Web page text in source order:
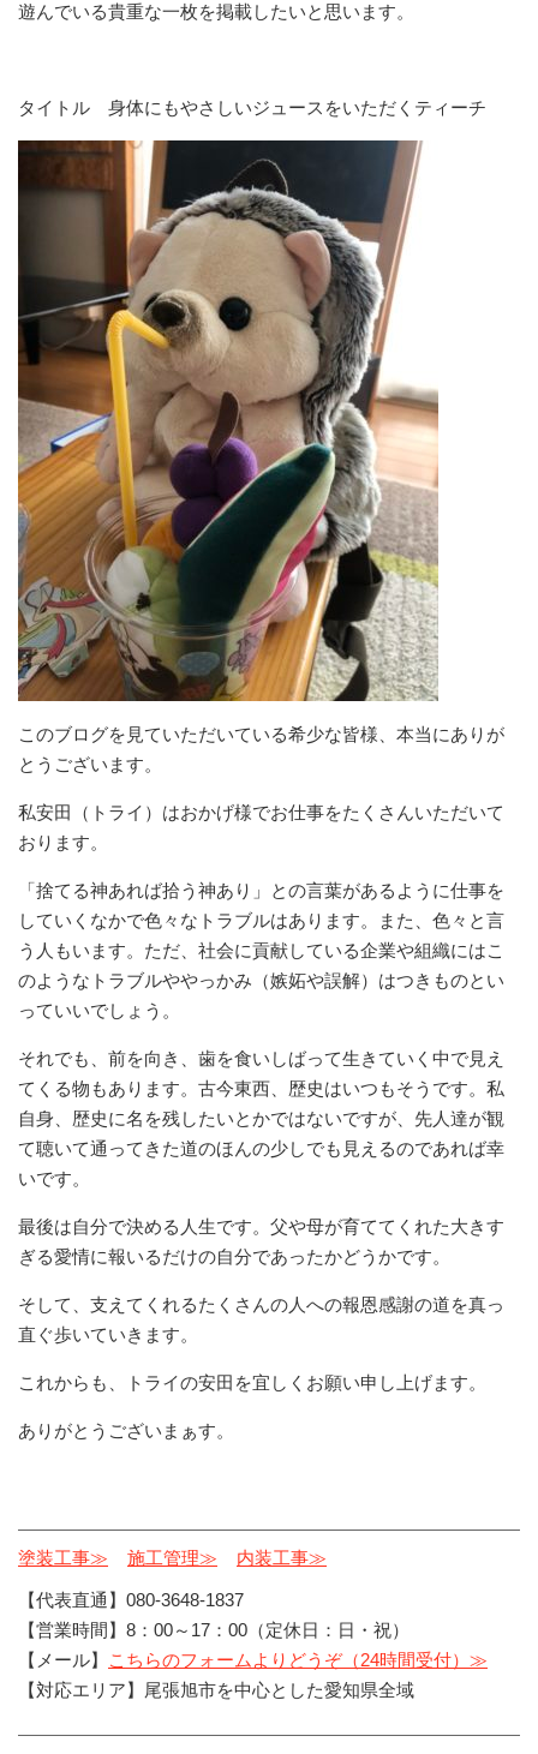
遊んでいる貴重な一枚を掲載したいと思います。
タイトル 身体にもやさしいジュースをいただくティーチ
このブログを見ていただいている希少な皆様、本当にありが
とうございます。
私安田（トライ）はおかげ様でお仕事をたくさんいただいて
おります。
「捨てる神あれば拾う神あり」との言葉があるように仕事を
していくなかで色々なトラブルはあります。また、色々と言
う人もいます。ただ、社会に貢献している企業や組織にはこ
のようなトラブルややっかみ（嫉妬や誤解）はつきものとい
っていいでしょう。
それでも、前を向き、歯を食いしばって生きていく中で見え
てくる物もあります。古今東西、歴史はいつもそうです。私
自身、歴史に名を残したいとかではないですが、先人達が観
て聴いて通ってきた道のほんの少しでも見えるのであれば幸
いです。
最後は自分で決める人生です。父や母が育ててくれた大きす
ぎる愛情に報いるだけの自分であったかどうかです。
そして、支えてくれるたくさんの人への報恩感謝の道を真っ
直ぐ歩いていきます。
これからも、トライの安田を宜しくお願い申し上げます。
ありがとうございまぁす。
塗装工事≫ 施工管理≫ 内装工事≫
【代表直通】080-3648-1837
【営業時間】8：00～17：00（定休日：日・祝）
【メール】
こちらのフォームよりどうぞ（24時間受付）≫
【対応エリア】尾張旭市を中心とした愛知県全域